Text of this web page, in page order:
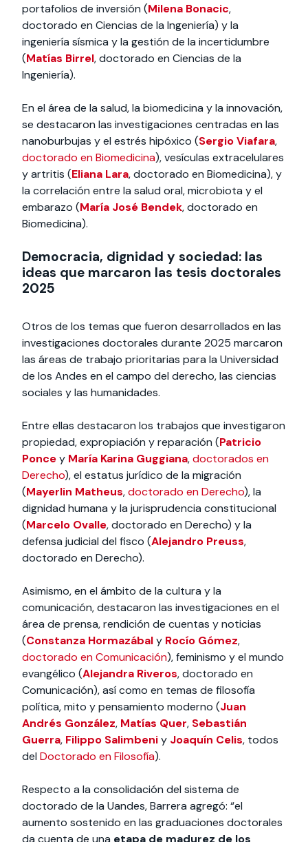
portafolios de inversión (Milena Bonacic,
doctorado en Ciencias de la Ingeniería) y la
ingeniería sísmica y la gestión de la incertidumbre
(Matías Birrel, doctorado en Ciencias de la
Ingeniería).
En el área de la salud, la biomedicina y la innovación,
se destacaron las investigaciones centradas en las
nanoburbujas y el estrés hipóxico (Sergio Viafara,
doctorado en Biomedicina), vesículas extracelulares
y artritis (Eliana Lara, doctorado en Biomedicina), y
la correlación entre la salud oral, microbiota y el
embarazo (María José Bendek, doctorado en
Biomedicina).
Democracia, dignidad y sociedad: las
ideas que marcaron las tesis doctorales
2025
Otros de los temas que fueron desarrollados en las
investigaciones doctorales durante 2025 marcaron
las áreas de trabajo prioritarias para la Universidad
de los Andes en el campo del derecho, las ciencias
sociales y las humanidades.
Entre ellas destacaron los trabajos que investigaron
propiedad, expropiación y reparación (Patricio
Poncey María Karina Guggiana,doctorados en
Derecho), el estatus jurídico de la migración
(Mayerlin Matheus,doctorado en Derecho), la
dignidad humana y la jurisprudencia constitucional
(Marcelo Ovalle, doctorado en Derecho) y la
defensa judicial del fisco (Alejandro Preuss,
doctorado en Derecho).
Asimismo, en el ámbito de la cultura y la
comunicación, destacaron las investigaciones en el
área de prensa, rendición de cuentas y noticias
(Constanza Hormazábaly Rocío Gómez,
doctorado en Comunicación), feminismo y el mundo
evangélico (Alejandra Riveros, doctorado en
Comunicación), así como en temas de filosofía
política, mito y pensamiento moderno (Juan
Andrés González, Matías Quer, Sebastián
Guerra, Filippo Salimbeniy Joaquín Celis, todos
del Doctorado en Filosofía).
Respecto a la consolidación del sistema de
doctorado de la Uandes, Barrera agregó: “el
aumento sostenido en las graduaciones doctorales
da cuenta de una etapa de madurez de los